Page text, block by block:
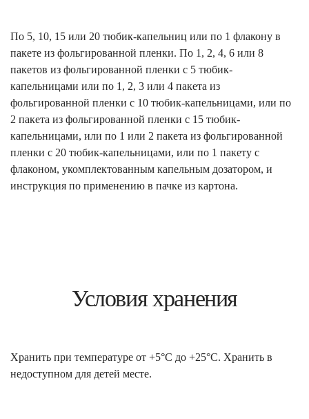
По 5, 10, 15 или 20 тюбик-капельниц или по 1 флакону в
пакете из фольгированной пленки. По 1, 2, 4, 6 или 8
пакетов из фольгированной пленки с 5 тюбик-
капельницами или по 1, 2, 3 или 4 пакета из
фольгированной пленки с 10 тюбик-капельницами, или по
2 пакета из фольгированной пленки с 15 тюбик-
капельницами, или по 1 или 2 пакета из фольгированной
пленки с 20 тюбик-капельницами, или по 1 пакету с
флаконом, укомплектованным капельным дозатором, и
инструкция по применению в пачке из картона.
Условия хранения
Хранить при температуре от +5°С до +25°С. Хранить в
недоступном для детей месте.